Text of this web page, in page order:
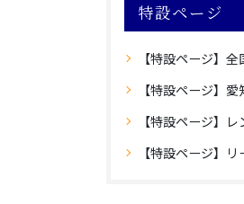
特設ページ
【特設ページ】全国のディー
【特設ページ】愛知県のディー
【特設ページ】レンタカー事
【特設ページ】リース会社様、リー